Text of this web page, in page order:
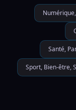
Santé,
Sport, Bien-être,